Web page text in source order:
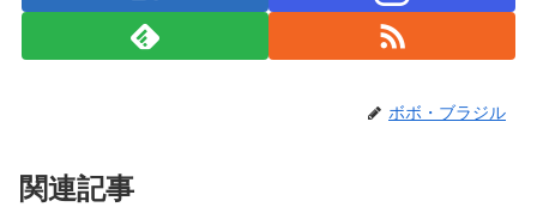
ボボ・ブラジル
関連記事